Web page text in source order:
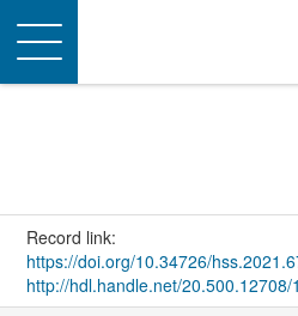
Toggle
navigation
Record link:
https://doi.org/10.34726/
http://hdl.handle.net/20.500.12708/